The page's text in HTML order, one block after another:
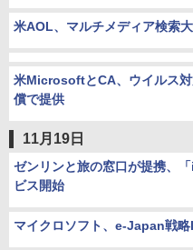
米AOL、マルチメディア検索
米MicrosoftとCA、ウイルス
償で提供
11月19日
ゼンリンと旅の窓口が提携、
ビス開始
マイクロソフト、e-Japan戦